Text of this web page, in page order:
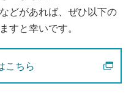
どがあれば、ぜひ以下の
すと幸いです。
こちら